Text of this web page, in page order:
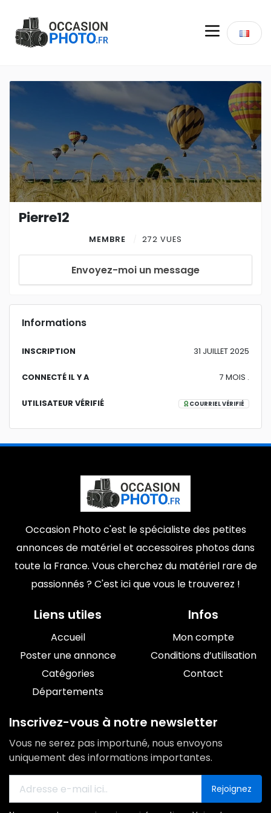
Pierre12
MEMBRE 272 VUES
Envoyez-moi un message
Informations
INSCRIPTION 31 JUILLET 2025
CONNECTÉ IL Y A 7 MOIS .
UTILISATEUR VÉRIFIÉ COURRIEL VÉRIFIÉ
Occasion Photo c'est le spécialiste des petites
annonces de matériel et accessoires photos dans
toute la France. Vous cherchez du matériel rare de
passionnés ? C'est ici que vous le trouverez !
Liens utiles
Accueil
Poster une annonce
Catégories
Départements
Infos
Mon compte
Conditions d’utilisation
Contact
Inscrivez-vous à notre newsletter
Vous ne serez pas importuné, nous envoyons
uniquement des informations importantes.
Rejoignez